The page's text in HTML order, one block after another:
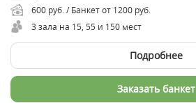
600 руб. / Банкет от 1200 руб.
3 зала на 15, 55 и 150 мест
Подробнее
Заказать банкет